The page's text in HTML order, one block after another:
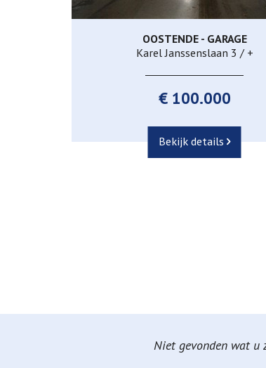
Ja
OOSTENDE - GARAGE
Karel Janssenslaan 3 / +
€ 100.000
Bekijk details
Niet gevonden wat u